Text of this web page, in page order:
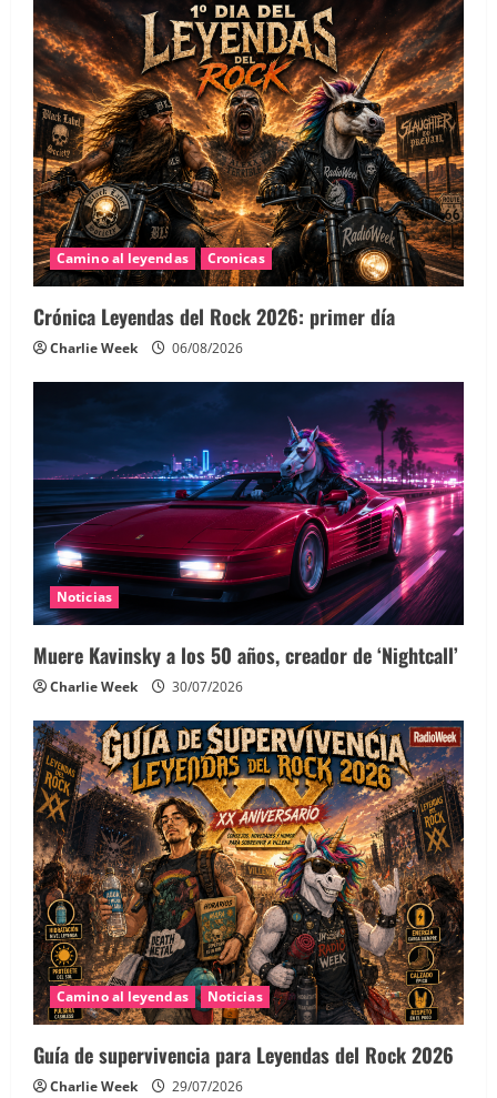
Camino al leyendas Cronicas
Crónica Leyendas del Rock 2026: primer día
Charlie Week 06/08/2026
Noticias
Muere Kavinsky a los 50 años, creador de ‘Nightcall’
Charlie Week 30/07/2026
Camino al leyendas Noticias
Guía de supervivencia para Leyendas del Rock 2026
Charlie Week 29/07/2026